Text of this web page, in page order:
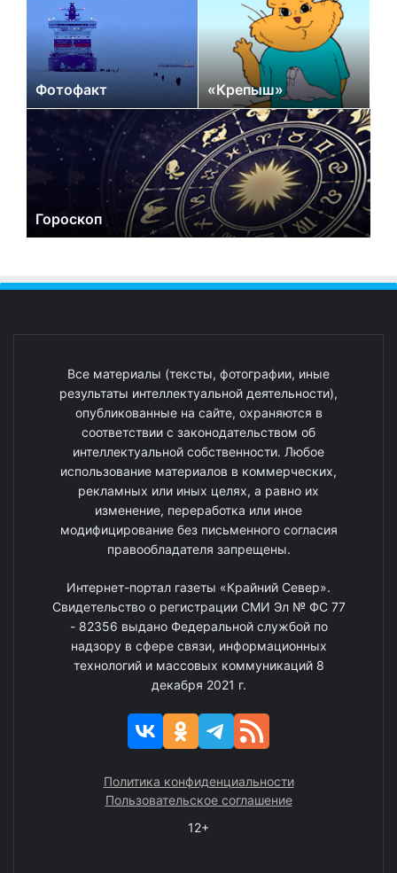
Фотофакт «Крепыш»
Гороскоп
Все материалы (тексты, фотографии, иные
результаты интеллектуальной деятельности),
опубликованные на сайте, охраняются в
соответствии с законодательством об
интеллектуальной собственности. Любое
использование материалов в коммерческих,
рекламных или иных целях, а равно их
изменение, переработка или иное
модифицирование без письменного согласия
правообладателя запрещены.
Интернет-портал газеты «Крайний Север».
Свидетельство о регистрации СМИ Эл № ФС 77
- 82356 выдано Федеральной службой по
надзору в сфере связи, информационных
технологий и массовых коммуникаций 8
декабря 2021 г.
Политика конфиденциальности
Пользовательское соглашение
12+